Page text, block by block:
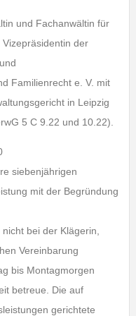
und Fachanwältin für
der
Familienrecht e. V. mit
in Leipzig
5 C 9.22 und 10.22).
siebenjährigen
mit der Begründung
bei der Klägerin,
Vereinbarung
bis Montagmorgen
betreue. Die auf
gerichtete